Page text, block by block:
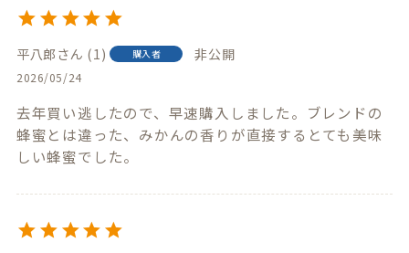
平八郎 1 購入者 非公開
2026/05/24
去年買い逃したので、早速購入しました。ブレンドの
蜂蜜とは違った、みかんの香りが直接するとても美味
しい蜂蜜でした。